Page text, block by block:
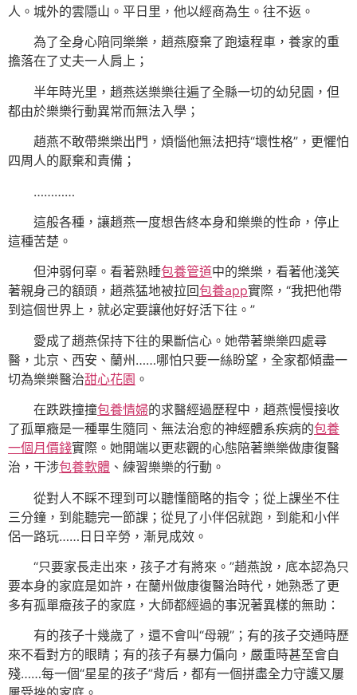
人。城外的雲隱山。平日里，他以經商為生。往不返。
為了全身心陪同樂樂，趙燕廢棄了跑遠程車，養家的重
擔落在了丈夫一人肩上；
半年時光里，趙燕送樂樂往遍了全縣一切的幼兒園，但
都由於樂樂行動異常而無法入學；
趙燕不敢帶樂樂出門，煩惱他無法把持“壞性格”，更懼怕
四周人的厭棄和責備；
…………
這般各種，讓趙燕一度想告終本身和樂樂的性命，停止
這種苦楚。
但沖弱何辜。看著熟睡包養管道中的樂樂，看著他淺笑
著親身己的額頭，趙燕猛地被拉回包養app實際，“我把他帶
到這個世界上，就必定要讓他好好活下往。”
愛成了趙燕保持下往的果斷信心。她帶著樂樂四處尋
醫，北京、西安、蘭州……哪怕只要一絲盼望，全家都傾盡一
切為樂樂醫治甜心花園 。
在跌跌撞撞包養情婦的求醫經過歷程中，趙燕慢慢接收
了孤單癥是一種畢生隨同、無法治愈的神經體系疾病的包養
一個月價錢實際。她開端以更悲觀的心態陪著樂樂做康復醫
治，干涉包養軟體 、練習樂樂的行動。
從對人不睬不理到可以聽懂簡略的指令；從上課坐不住
三分鐘，到能聽完一節課；從見了小伴侶就跑，到能和小伴
侶一路玩……日日辛勞，漸見成效。
“只要家長走出來，孩子才有將來。”趙燕說，底本認為只
要本身的家庭是如許，在蘭州做康復醫治時代，她熟悉了更
多有孤單癥孩子的家庭，大師都經過的事況著異樣的無助：
有的孩子十幾歲了，還不會叫“母親”；有的孩子交通時歷
來不看對方的眼睛；有的孩子有暴力偏向，嚴重時甚至會自
殘……每一個“星星的孩子”背后，都有一個拼盡全力守護又屢